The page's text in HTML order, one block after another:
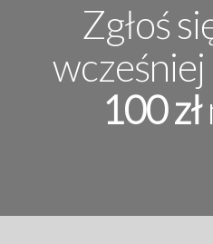
Zgłoś
wcześniej
100 zł